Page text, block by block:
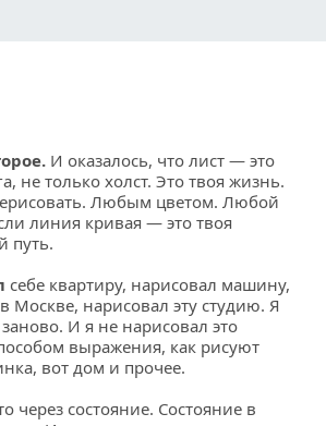
И оказалось, что лист — это
не только холст. Это твоя жизнь.
Любым цветом. Любой
линия кривая — это твоя
путь.
себе квартиру, нарисовал машину,
Москве, нарисовал эту студию. Я
И я не нарисовал это
выражения, как рисуют
вот дом и прочее.
через состояние. Состояние в